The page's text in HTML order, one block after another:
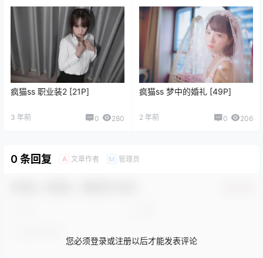
疯猫ss 职业装2 [21P]
3 年前 0 280
疯猫ss 梦中的婚礼 [49P]
2 年前 0 206
0 条回复 A 文章作者 M 管理员
您必须登录或注册以后才能发表评论